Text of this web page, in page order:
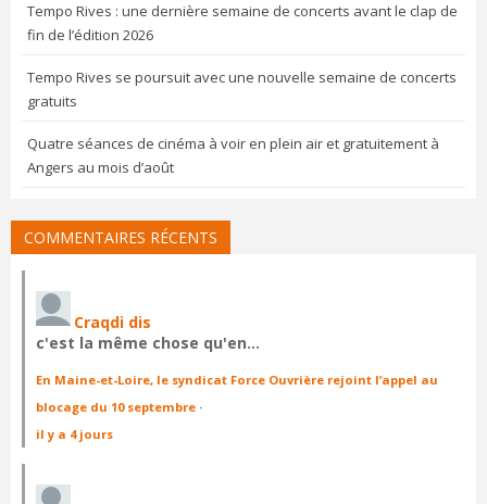
Tempo Rives : une dernière semaine de concerts avant le clap de
fin de l’édition 2026
Tempo Rives se poursuit avec une nouvelle semaine de concerts
gratuits
Quatre séances de cinéma à voir en plein air et gratuitement à
Angers au mois d’août
COMMENTAIRES RÉCENTS
Craqdi dis
c'est la même chose qu'en…
En Maine-et-Loire, le syndicat Force Ouvrière rejoint l’appel au
blocage du 10 septembre ·
il y a 4 jours